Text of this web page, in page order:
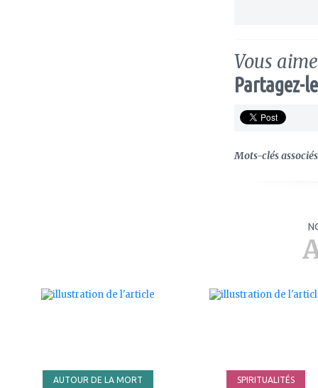
Vous
Partagez-
Mots-clés
AUTOUR DE LA MORT SPIRITUALITÉS